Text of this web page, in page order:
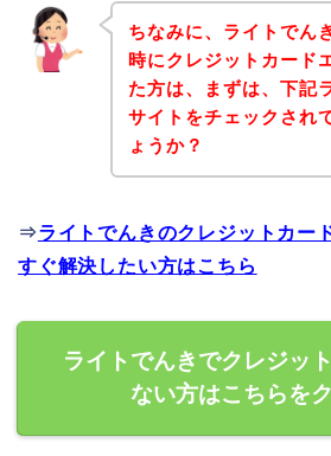
ちなみに、ライトでん
時にクレジットカード
た方は、まずは、下記
サイトをチェックされ
ょうか？
⇒ライトでんきのクレジットカー
すぐ解決したい方はこちら
ライトでんきでクレジッ
ない方はこちらを